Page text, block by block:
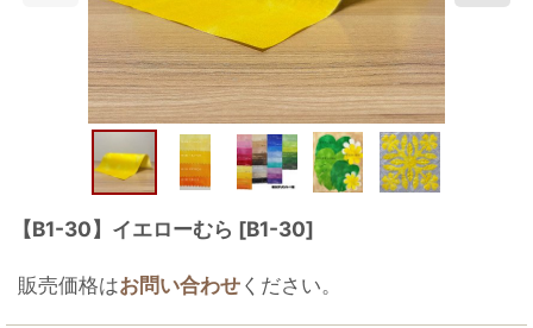
【B1-30】イエローむら [B1-30]
販売価格はお問い合わせください。